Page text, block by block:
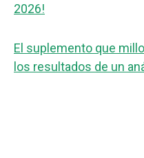
2026!
El suplemento que
los resultados de un